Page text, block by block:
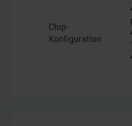
Chip-
Konfiguration